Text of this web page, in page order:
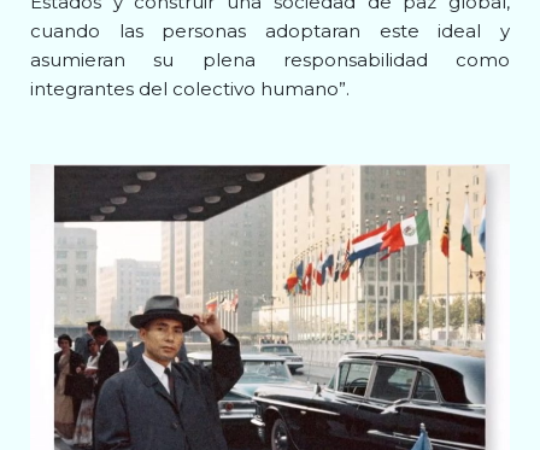
cuando las personas adoptaran este ideal y
asumieran su plena responsabilidad como
integrantes del colectivo humano”.